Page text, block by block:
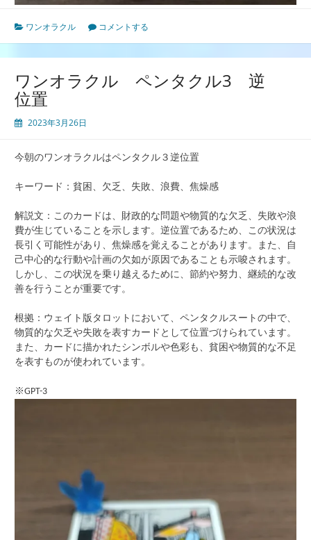
ワンオラクル コメントする
ワンオラクル ペンタクル3 逆
位置
2023年3月26日
今朝のワンオラクルはペンタクル３逆位置
キーワード：貧困、欠乏、失敗、浪費、焦燥感
解説文：このカードは、財政的な問題や物質的な欠乏、失敗や浪
費が生じていることを示します。逆位置であるため、この状況は
長引く可能性があり、焦燥感を覚えることがあります。また、自
己中心的な行動や計画の欠如が原因であることも示唆されます。
しかし、この状況を乗り越えるために、節約や努力、継続的な改
善を行うことが重要です。
根拠：ウェイト版タロットにおいて、ペンタクルスートの中で、
物質的な欠乏や失敗を表すカードとして位置づけられています。
また、カードに描かれたシンボルや色彩も、貧困や物質的な不足
を表すものが使われています。
※GPT-3